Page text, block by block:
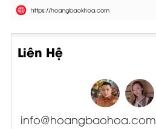
Liên Hệ
info@hoangbaohoa.com